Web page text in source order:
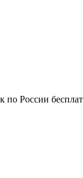
по России